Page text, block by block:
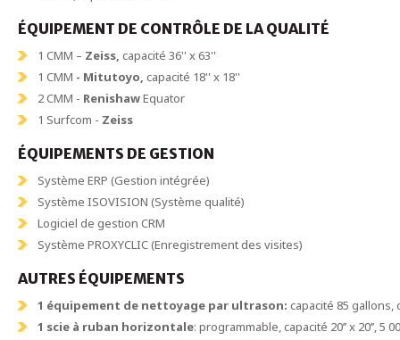
ÉQUIPEMENT DE CONTRÔLE DE LA QUALITÉ
1 CMM – Zeiss, capacité 36'' x 63''
1 CMM - Mitutoyo, capacité 18'' x 18''
2 CMM - RenishawEquator
1 Surfcom - Zeiss
ÉQUIPEMENTS DE GESTION
Système ERP (Gestion intégrée)
Système ISOVISION (Système qualité)
Logiciel de gestion CRM
Système PROXYCLIC (Enregistrement des visites)
AUTRES ÉQUIPEMENTS
1 équipement de nettoyage par ultrason: capacité 85 gallons,
1 scie à ruban horizontale: programmable, capacité 20’’ x 20’’, 5